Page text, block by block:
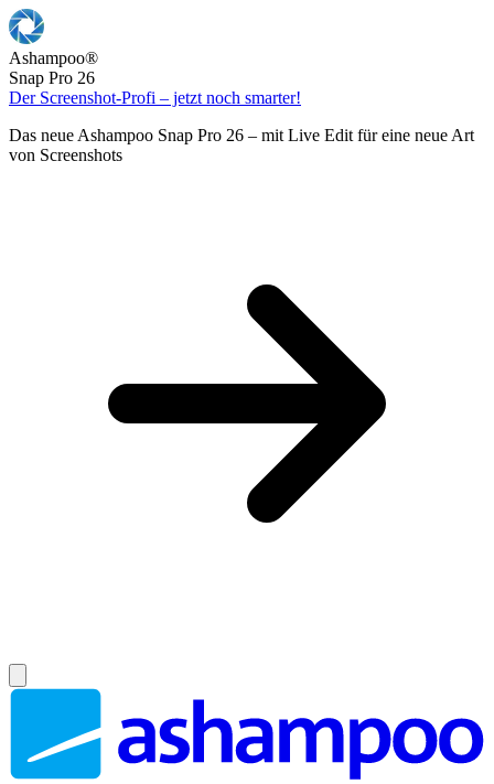
Ashampoo®
Snap Pro 26
Der Screenshot-Profi – jetzt noch smarter!
Das neue Ashampoo Snap Pro 26 – mit Live Edit für eine neue Art
von Screenshots